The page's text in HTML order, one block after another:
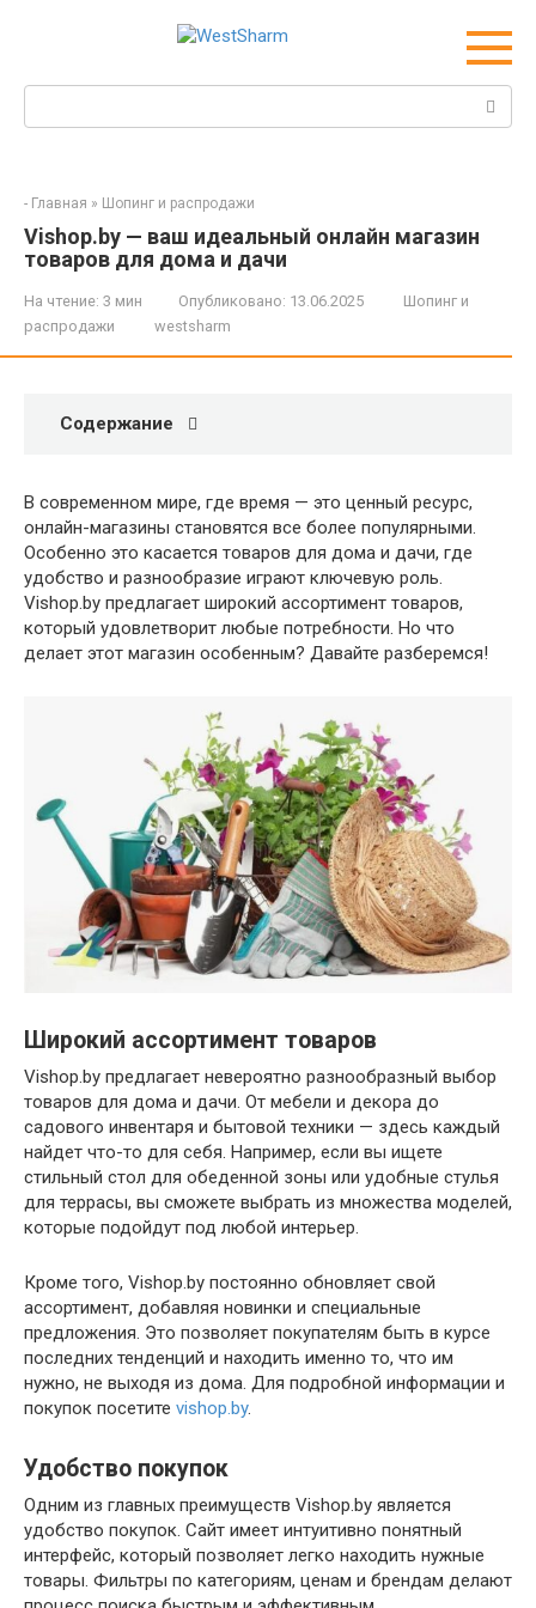
- Главная » Шопинг и распродажи
Vishop.by — ваш идеальный онлайн магазин
товаров для дома и дачи
На чтение: 3 мин Опубликовано: 13.06.2025
Шопинг и
распродажи
westsharm
Содержание
В современном мире, где время — это ценный ресурс,
онлайн-магазины становятся все более популярными.
Особенно это касается товаров для дома и дачи, где
удобство и разнообразие играют ключевую роль.
Vishop.by предлагает широкий ассортимент товаров,
который удовлетворит любые потребности. Но что
делает этот магазин особенным? Давайте разберемся!
Широкий ассортимент товаров
Vishop.by предлагает невероятно разнообразный выбор
товаров для дома и дачи. От мебели и декора до
садового инвентаря и бытовой техники — здесь каждый
найдет что-то для себя. Например, если вы ищете
стильный стол для обеденной зоны или удобные стулья
для террасы, вы сможете выбрать из множества моделей,
которые подойдут под любой интерьер.
Кроме того, Vishop.by постоянно обновляет свой
ассортимент, добавляя новинки и специальные
предложения. Это позволяет покупателям быть в курсе
последних тенденций и находить именно то, что им
нужно, не выходя из дома. Для подробной информации и
покупок посетите vishop.by.
Удобство покупок
Одним из главных преимуществ Vishop.by является
удобство покупок. Сайт имеет интуитивно понятный
интерфейс, который позволяет легко находить нужные
товары. Фильтры по категориям, ценам и брендам делают